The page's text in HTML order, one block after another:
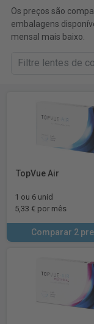
Os preços são
embalagens
mensal mais baixo.
TopVue Air
1 ou 6 unid
5,33 € por mês
Comparar 2